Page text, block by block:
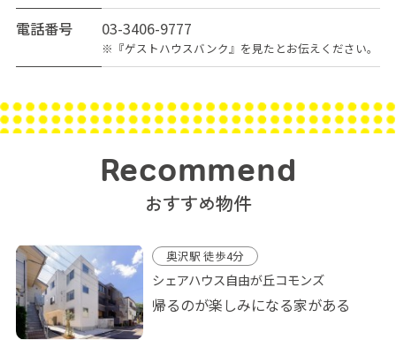
電話番号
03-3406-9777
※『ゲストハウスバンク』を見たとお伝えください。
Recommend
おすすめ物件
奥沢駅 徒歩4分
シェアハウス自由が丘コモンズ
帰るのが楽しみになる家がある